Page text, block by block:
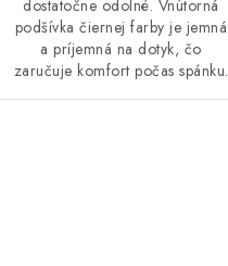
dostatočne odolné. Vnútorná
podšívka čiernej farby je jemná
a príjemná na dotyk, čo
zaručuje komfort počas spánku.